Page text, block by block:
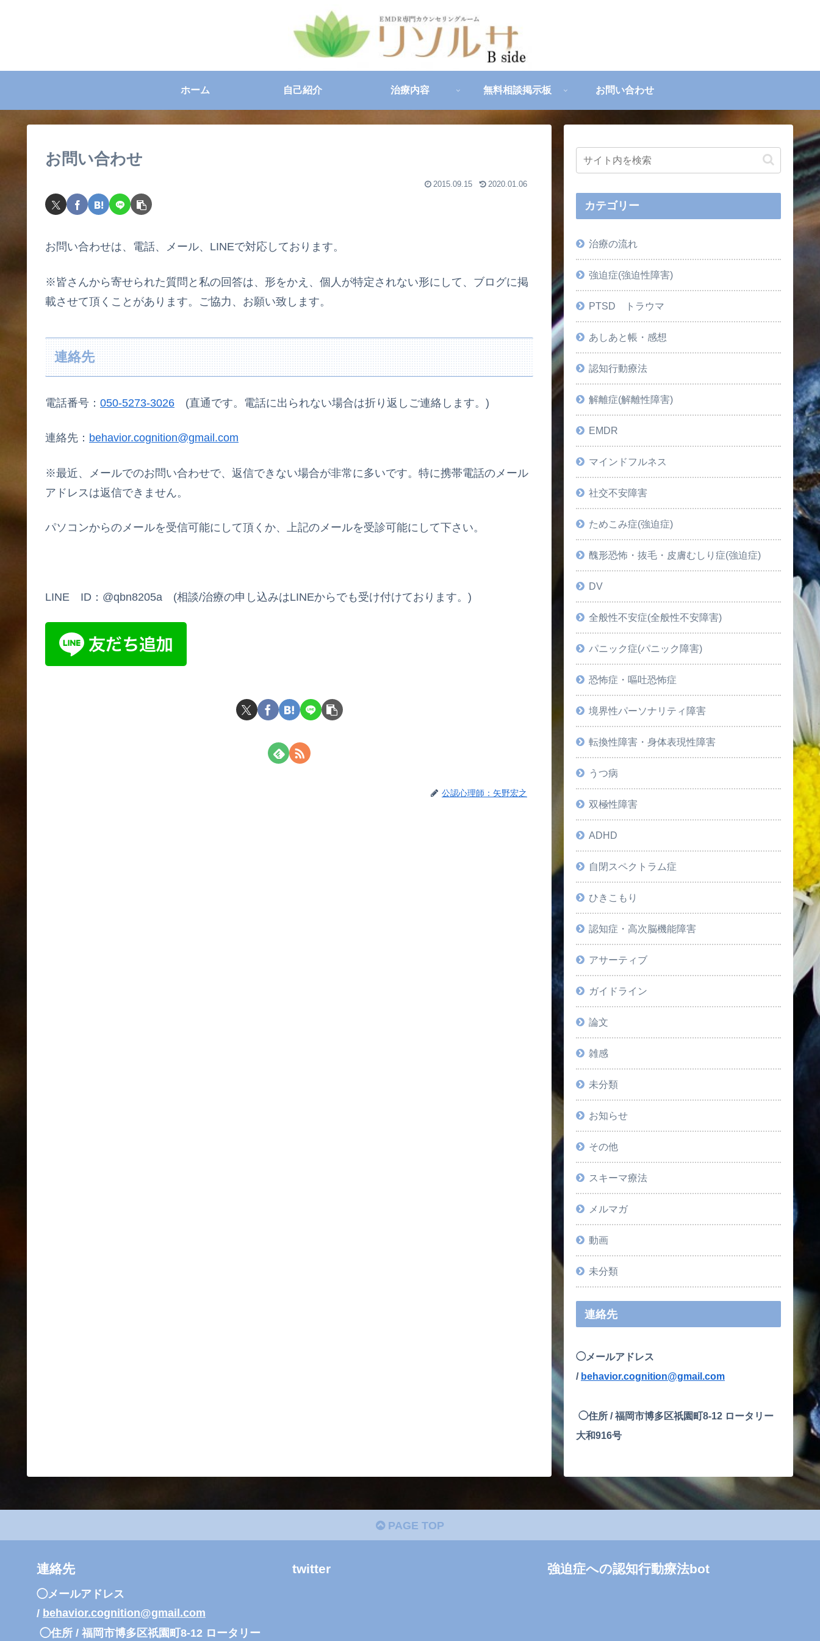
ホーム 自己紹介 治療内容 無料相談掲示板 お問い合わせ
お問い合わせ
2015.09.15 2020.01.06
お問い合わせは、電話、メール、LINEで対応しております。
※皆さんから寄せられた質問と私の回答は、形をかえ、個人が特定されない形にして、ブログに掲
載させて頂くことがあります。ご協力、お願い致します。
連絡先
電話番号： 050-5273-3026 (直通です。電話に出られない場合は折り返しご連絡します。)
連絡先： behavior.cognition@gmail.com
※最近、メールでのお問い合わせで、返信できない場合が非常に多いです。特に携帯電話のメール
アドレスは返信できません。
パソコンからのメールを受信可能にして頂くか、上記のメールを受診可能にして下さい。
LINE ID：@qbn8205a (相談/治療の申し込みはLINEからでも受け付けております。)
公認心理師：矢野宏之
カテゴリー
治療の流れ
強迫症(強迫性障害)
PTSD トラウマ
あしあと帳・感想
認知行動療法
解離症(解離性障害)
EMDR
マインドフルネス
社交不安障害
ためこみ症(強迫症)
醜形恐怖・抜毛・皮膚むしり症(強迫症)
DV
全般性不安症(全般性不安障害)
パニック症(パニック障害)
恐怖症・嘔吐恐怖症
境界性パーソナリティ障害
転換性障害・身体表現性障害
うつ病
双極性障害
ADHD
自閉スペクトラム症
ひきこもり
認知症・高次脳機能障害
アサーティブ
ガイドライン
論文
雑感
未分類
お知らせ
その他
スキーマ療法
メルマガ
動画
未分類
連絡先
◯メールアドレス
/ behavior.cognition@gmail.com
◯住所 /福岡市博多区祇園町8-12 ロータリー
大和916号
PAGE TOP
連絡先
◯メールアドレス
/ behavior.cognition@gmail.com
◯住所 / 福岡市博多区祇園町8-12 ロータリー
twitter 強迫症への認知行動療法bot